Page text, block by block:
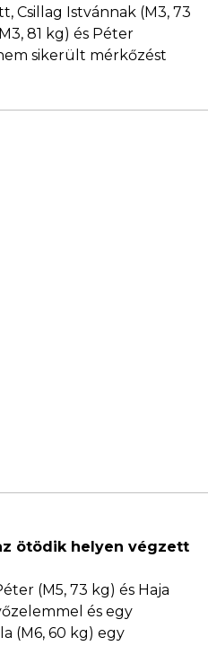
Csillag Istvánnak (M3, 73
81 kg) és Péter
sikerült mérkőzést
ötödik helyen végzett
(M5, 73 kg) és Haja
és egy
(M6, 60 kg) egy